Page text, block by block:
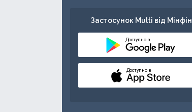
Застосунок Multi від Мінфін
Доступно в
Доступно в